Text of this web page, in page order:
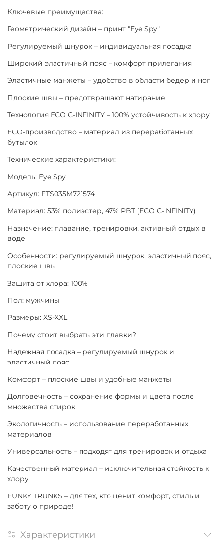
Ключевые преимущества:
Геометрический дизайн – принт "Eye Spy"
Регулируемый шнурок – индивидуальная посадка
Широкий эластичный пояс – комфорт прилегания
Эластичные манжеты – удобство в области бедер и ног
Плоские швы – предотвращают натирание
Технология ECO C-INFINITY – 100% устойчивость к хлору
ECO-производство – материал из переработанных
бутылок
Технические характеристики:
Модель: Eye Spy
Артикул: FTS035M721574
Материал: 53% полиэстер, 47% PBT (ECO C-INFINITY)
Назначение: плавание, тренировки, активный отдых в
воде
Особенности: регулируемый шнурок, эластичный пояс,
плоские швы
Защита от хлора: 100%
Пол: мужчины
Размеры: XS-XXL
Почему стоит выбрать эти плавки?
Надежная посадка – регулируемый шнурок и
эластичный пояс
Комфорт – плоские швы и удобные манжеты
Долговечность – сохранение формы и цвета после
множества стирок
Экологичность – использование переработанных
материалов
Универсальность – подходят для тренировок и отдыха
Качественный материал – исключительная стойкость к
хлору
FUNKY TRUNKS – для тех, кто ценит комфорт, стиль и
заботу о природе!
Характеристики